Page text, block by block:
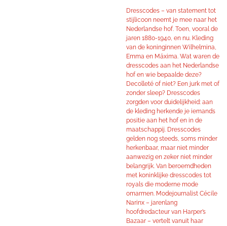
Dresscodes – van statement tot
stijlicoon neemt je mee naar het
Nederlandse hof. Toen, vooral de
jaren 1880-1940, en nu. Kleding
van de koninginnen Wilhelmina,
Emma en Máxima. Wat waren de
dresscodes aan het Nederlandse
hof en wie bepaalde deze?
Decolleté of niet? Een jurk met of
zonder sleep? Dresscodes
zorgden voor duidelijkheid: aan
de kleding herkende je iemands
positie aan het hof en in de
maatschappij. Dresscodes
gelden nog steeds, soms minder
herkenbaar, maar niet minder
aanwezig en zeker niet minder
belangrijk. Van beroemdheden
met koninklijke dresscodes tot
royals die moderne mode
omarmen. Modejournalist Cécile
Narinx – jarenlang
hoofdredacteur van Harper’s
Bazaar – vertelt vanuit haar